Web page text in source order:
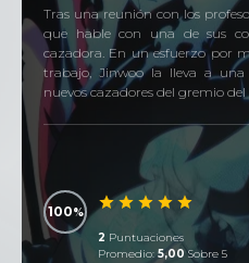
Tras una reunión con los
que hable con una de sus
cazadora. En un esfuerzo por
trabajo, Jinwoo la lleva a
nuevos cazadores del gremio
100
2 Puntuaciones
Promedio: 5,00 Sobre 5